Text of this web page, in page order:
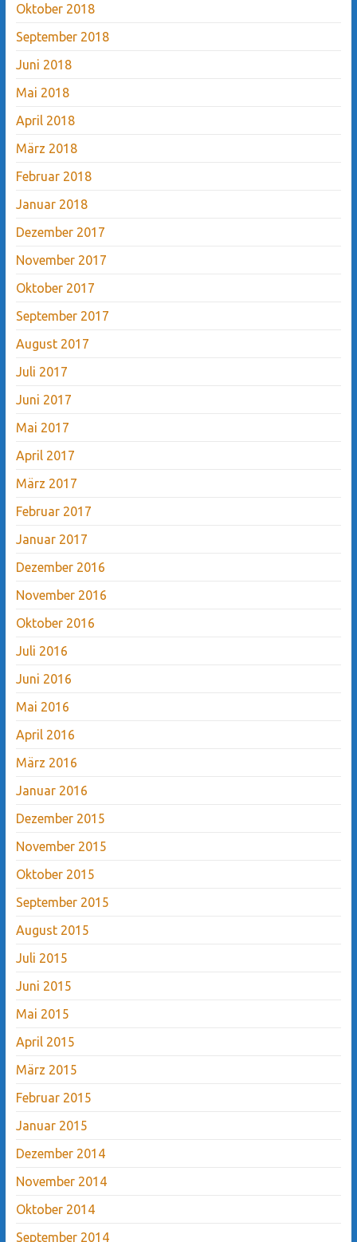
Oktober 2018
September 2018
Juni 2018
Mai 2018
April 2018
März 2018
Februar 2018
Januar 2018
Dezember 2017
November 2017
Oktober 2017
September 2017
August 2017
Juli 2017
Juni 2017
Mai 2017
April 2017
März 2017
Februar 2017
Januar 2017
Dezember 2016
November 2016
Oktober 2016
Juli 2016
Juni 2016
Mai 2016
April 2016
März 2016
Januar 2016
Dezember 2015
November 2015
Oktober 2015
September 2015
August 2015
Juli 2015
Juni 2015
Mai 2015
April 2015
März 2015
Februar 2015
Januar 2015
Dezember 2014
November 2014
Oktober 2014
September 2014